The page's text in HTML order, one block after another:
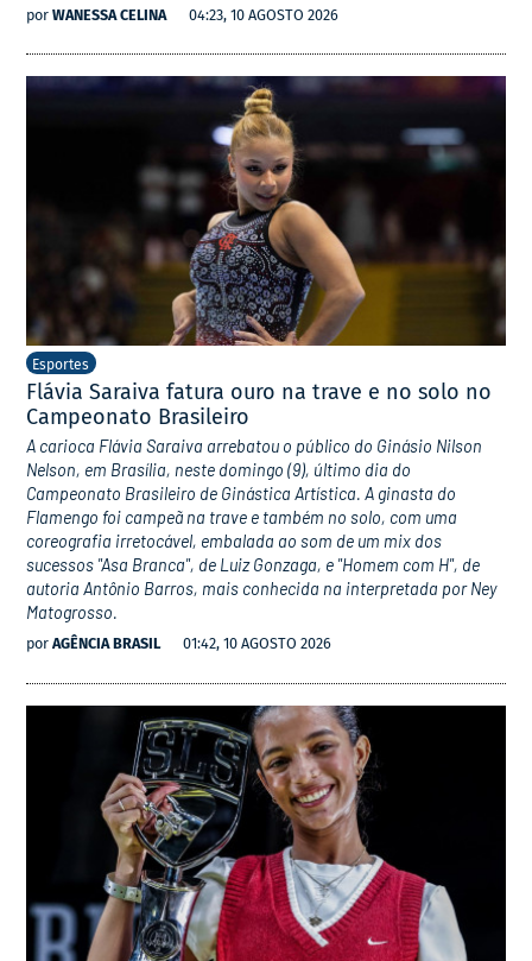
por WANESSA CELINA 04:23, 10 AGOSTO 2026
Esportes
Flávia Saraiva fatura ouro na trave e no solo no
Campeonato Brasileiro
A carioca Flávia Saraiva arrebatou o público do Ginásio Nilson
Nelson, em Brasília, neste domingo (9), último dia do
Campeonato Brasileiro de Ginástica Artística. A ginasta do
Flamengo foi campeã na trave e também no solo, com uma
coreografia irretocável, embalada ao som de um mix dos
sucessos "Asa Branca", de Luiz Gonzaga, e "Homem com H", de
autoria Antônio Barros, mais conhecida na interpretada por Ney
Matogrosso.
por AGÊNCIA BRASIL 01:42, 10 AGOSTO 2026